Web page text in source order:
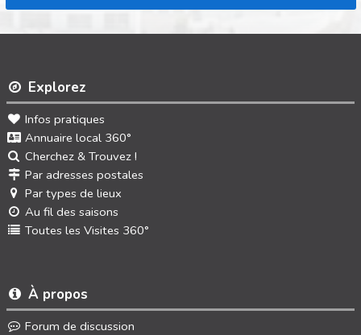
Explorez
Infos pratiques
Annuaire local 360°
Cherchez & Trouvez !
Par adresses postales
Par types de lieux
Au fil des saisons
Toutes les Visites 360°
À propos
Forum de discussion